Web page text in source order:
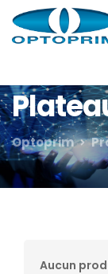
Optoprim
Aucun